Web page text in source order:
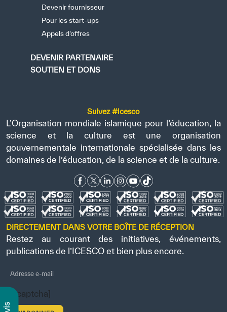
Devenir fournisseur
Pour les start-ups
Appels d’offres
DEVENIR PARTENAIRE
SOUTIEN ET DONS
Suivez #icesco
L’Organisation mondiale islamique pour l’éducation, la
science et la culture est une organisation
gouvernementale internationale spécialisée dans les
domaines de l’éducation, de la science et de la culture.
DIRECTEMENT DANS VOTRE BOÎTE DE RÉCEPTION
Restez au courant des initiatives, événements,
publications de l’ICESCO et bien plus encore.
[recaptcha]